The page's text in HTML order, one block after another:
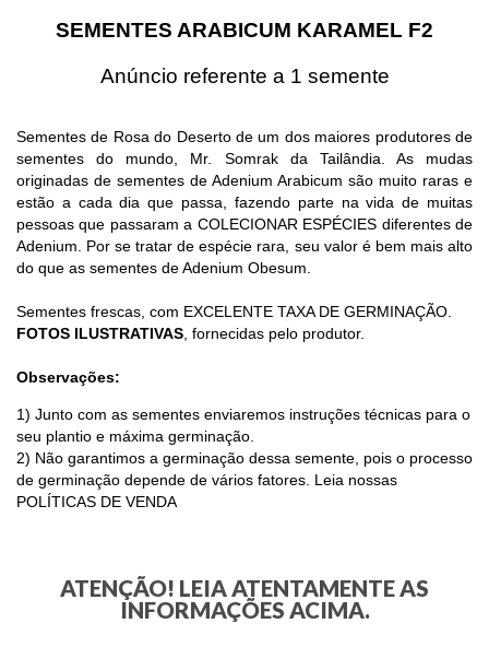
SEMENTES ARABICUM KARAMEL F2
Anúncio referente a 1 semente
Sementes de Rosa do Deserto de um dos maiores produtores de
sementes do mundo, Mr. Somrak da Tailândia. As mudas
originadas de sementes de Adenium Arabicum são muito raras e
estão a cada dia que passa, fazendo parte na vida de muitas
pessoas que passaram a COLECIONAR ESPÉCIES diferentes de
Adenium. Por se tratar de espécie rara, seu valor é bem mais alto
do que as sementes de Adenium Obesum.
Sementes frescas, com EXCELENTE TAXA DE GERMINAÇÃO.
FOTOS ILUSTRATIVAS, fornecidas pelo produtor.
Observações:
1) Junto com as sementes enviaremos instruções técnicas para o
seu plantio e máxima germinação.
2) Não garantimos a germinação dessa semente, pois o processo
de germinação depende de vários fatores. Leia nossas
POLÍTICAS DE VENDA
ATENÇÃO! LEIA ATENTAMENTE AS
INFORMAÇÕES ACIMA.